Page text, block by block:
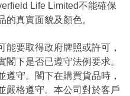
Life Limited不能確保
真實面貌及顏色。
能要取得政府牌照或許可，
下是否已遵守法例要求。
遵守。閣下在購買貨品時，
嚴格遵守。本公司對於客戶